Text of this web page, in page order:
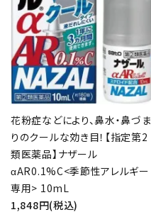
花粉症などにより、鼻水・鼻づま
りのクールな効き目！【指定第2
類医薬品】ナザール
αAR0.1%C<季節性アレルギー
専用> 10mL
1,848円(税込)